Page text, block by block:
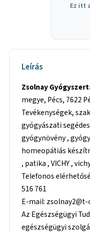
Ez itt
Leírás
Zsolnay
megye, Pécs, 7622
Tevékenységek,
gyógyászati
gyógynövény ,
homeopátiás
, patika , VICHY ,
Telefonos
516 761
E-mail:
Az Egészségügyi
egészségügyi